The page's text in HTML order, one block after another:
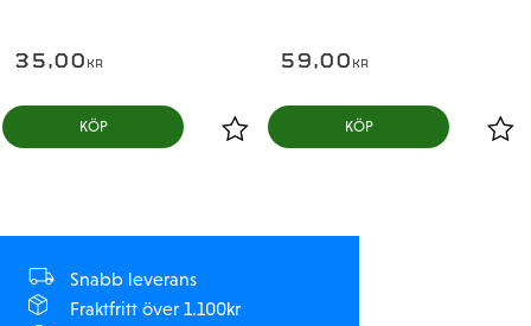
35,00 KR
KÖP
59,00 KR
KÖP
Snabb leverans
Fraktfritt över 1.100kr